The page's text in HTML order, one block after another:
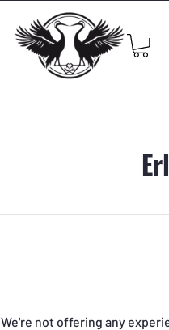
We're not offering any